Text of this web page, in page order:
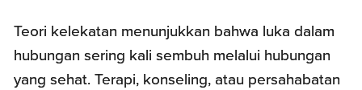
Teori kelekatan menunjukkan bahwa luka dalam
hubungan sering kali sembuh melalui hubungan
yang sehat. Terapi, konseling, atau persahabatan